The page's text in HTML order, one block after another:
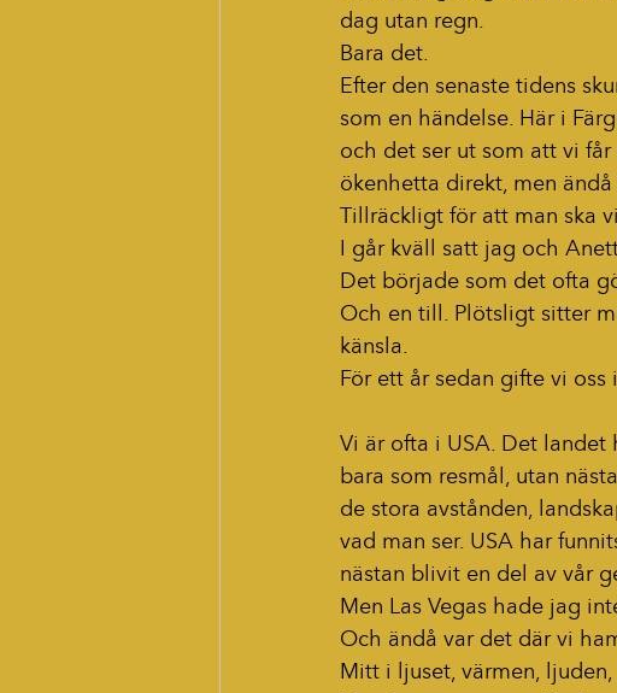
dag utan regn.
Bara det.
Efter den senaste tidens
som en händelse. Här i
och det ser ut som att vi
ökenhetta direkt, men
Tillräckligt för att man ska
I går kväll satt jag och
Det började som det ofta
Och en till. Plötsligt sitter
känsla.
För ett år sedan gifte vi oss
Vi är ofta i USA. Det
bara som resmål, utan
de stora avstånden,
vad man ser. USA har
nästan blivit en del av vår
Men Las Vegas hade jag
Och ändå var det där vi
Mitt i ljuset, värmen,